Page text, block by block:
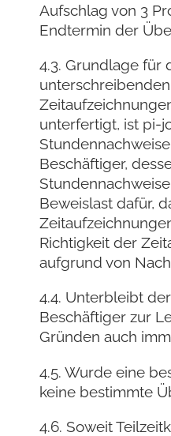
Aufschlag von 3
Endtermin der
4.3. Grundlage für
unterfertigt, ist pi-
Beschäftiger,
Beweislast dafür,
Richtigkeit der
aufgrund von
4.4. Unterbleibt
Beschäftiger zur
Gründen auch
4.5. Wurde eine
keine bestimmte
4.6. Soweit